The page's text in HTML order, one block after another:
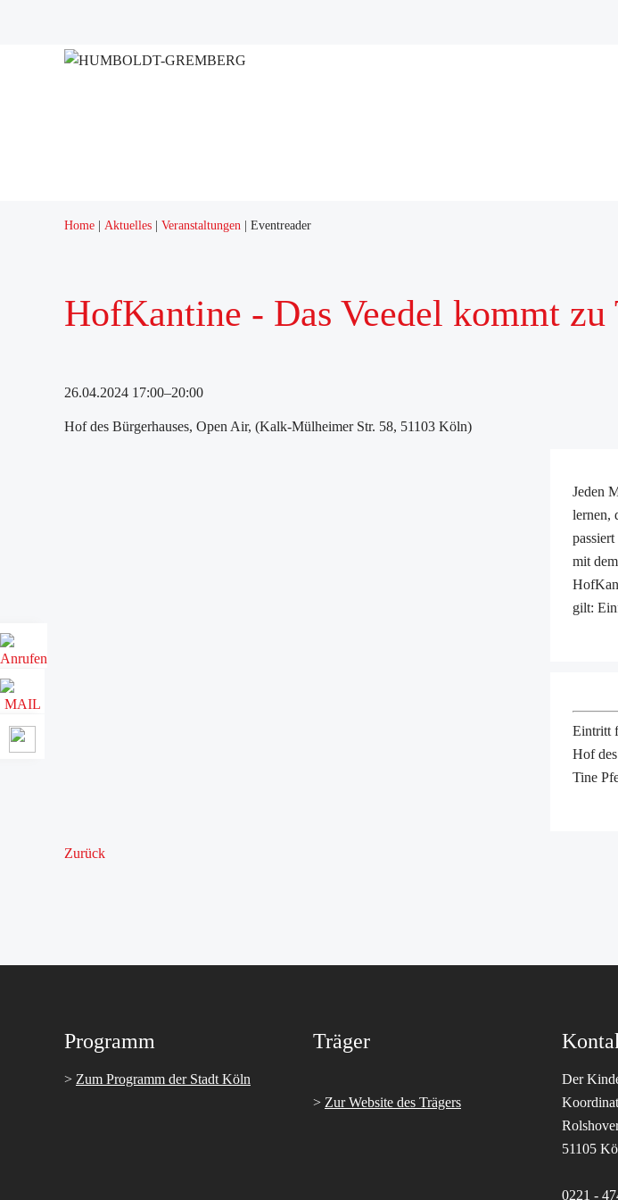
Home Aktuelles Veranstaltungen Eventreader
HofKantine - Das Veedel kommt zu
26.04.2024 17:00–20:00
Hof des Bürgerhauses, Open Air, (Kalk-Mülheimer Str. 58, 51103 Köln)
Jeden
lernen,
mit
gilt:
Eintritt
Hof
Tine
Zurück
Programm
> Zum Programm der Stadt Köln
Träger
> Zur Website des Trägers
Der
51105
0221 -